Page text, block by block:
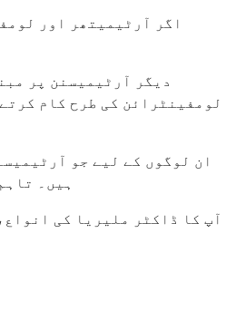
اگر آرٹیمیتھر اور
دیگر آرٹیمیسنن پر
لومفینٹرائن کی طرح کام
ان لوگوں کے لیے جو
ہیں۔
آپ کا ڈاکٹر ملیریا کی